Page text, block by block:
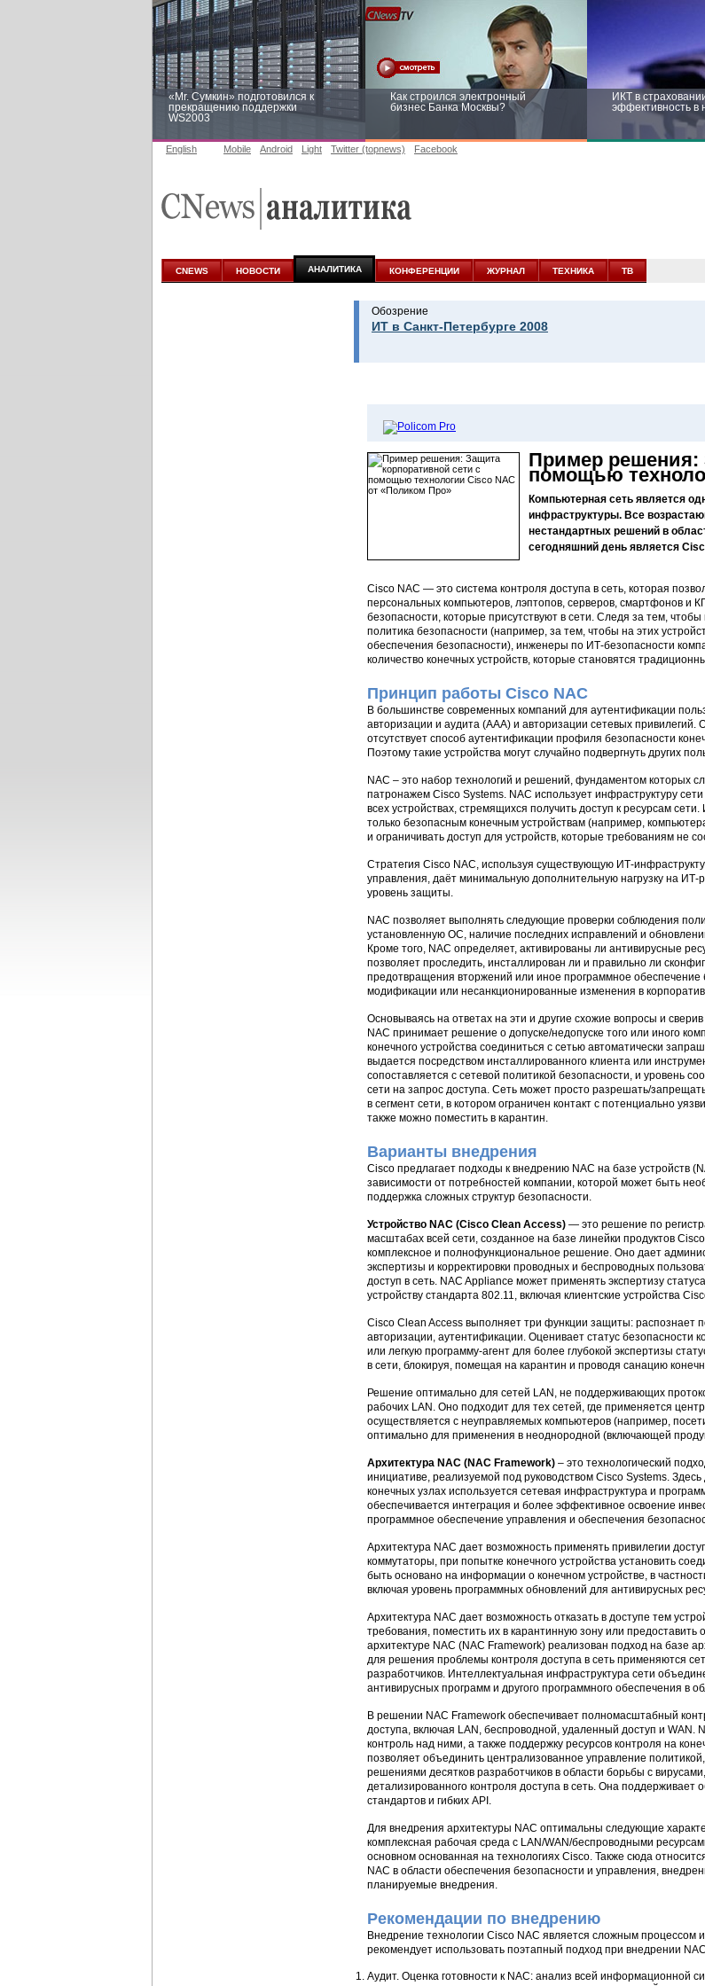
«Mr. Сумкин» подготовился к
прекращению поддержки
WS2003
Как строился электронный
бизнес Банка Москвы?
ИКТ в
эффективность в
аналитике
новых условиях
English Mobile Android Light Twitter (topnews) Facebook
CNEWS НОВОСТИ АНАЛИТИКА КОНФЕРЕНЦИИ ЖУРНАЛ ТЕХНИКА ТВ
Обозрение
ИТ в Санкт-Петербурге 2008
Пример решения:
помощью
Компьютерная сеть является
инфраструктуры. Все
нестандартных решений в
сегодняшний день является
Cisco NAC — это система контроля доступа в сеть, которая
персональных компьютеров, лэптопов, серверов, смартфонов и
безопасности, которые присутствуют в сети. Следя за тем,
политика безопасности (например, за тем, чтобы на этих
обеспечения безопасности), инженеры по ИТ-безопасности
количество конечных устройств, которые становятся
Принцип работы Cisco NAC
В большинстве современных компаний для аутентификации
авторизации и аудита (ААА) и авторизации сетевых привилегий.
отсутствует способ аутентификации профиля безопасности
Поэтому такие устройства могут случайно подвергнуть других
NAC – это набор технологий и решений, фундаментом которых
патронажем Cisco Systems. NAC использует инфраструктуру
всех устройствах, стремящихся получить доступ к ресурсам
только безопасным конечным устройствам (например,
и ограничивать доступ для устройств, которые требованиям не
Стратегия Cisco NAC, используя существующую ИТ-
управления, даёт минимальную дополнительную нагрузку на
уровень защиты.
NAC позволяет выполнять следующие проверки соблюдения
установленную ОС, наличие последних исправлений и
Кроме того, NAC определяет, активированы ли антивирусные
позволяет проследить, инсталлирован ли и правильно ли
предотвращения вторжений или иное программное обеспечение
модификации или несанкционированные изменения в
Основываясь на ответах на эти и другие схожие вопросы и
NAC принимает решение о допуске/недопуске того или иного
конечного устройства соединиться с сетью автоматически
выдается посредством инсталлированного клиента или
сопоставляется с сетевой политикой безопасности, и уровень
сети на запрос доступа. Сеть может просто разрешать/
в сегмент сети, в котором ограничен контакт с потенциально
также можно поместить в карантин.
Варианты внедрения
Cisco предлагает подходы к внедрению NAC на базе устройств
зависимости от потребностей компании, которой может быть
поддержка сложных структур безопасности.
Устройство NAC (Cisco Clean Access) — это решение по
масштабах всей сети, созданное на базе линейки продуктов
комплексное и полнофункциональное решение. Оно дает
экспертизы и корректировки проводных и беспроводных
доступ в сеть. NAC Appliance может применять экспертизу
устройству стандарта 802.11, включая клиентские устройства
Cisco Clean Access выполняет три функции защиты: распознает
авторизации, аутентификации. Оценивает статус безопасности
или легкую программу-агент для более глубокой экспертизы
в сети, блокируя, помещая на карантин и проводя санацию
Решение оптимально для сетей LAN, не поддерживающих
рабочих LAN. Оно подходит для тех сетей, где применяется
осуществляется с неуправляемых компьютеров (например,
оптимально для применения в неоднородной (включающей
Архитектура NAC (NAC Framework) – это технологический
инициативе, реализуемой под руководством Cisco Systems.
конечных узлах используется сетевая инфраструктура и
обеспечивается интеграция и более эффективное освоение
программное обеспечение управления и обеспечения
Архитектура NAC дает возможность применять привилегии
коммутаторы, при попытке конечного устройства установить
быть основано на информации о конечном устройстве, в
включая уровень программных обновлений для антивирусных
Архитектура NAC дает возможность отказать в доступе тем
требования, поместить их в карантинную зону или
архитектуре NAC (NAC Framework) реализован подход на базе
для решения проблемы контроля доступа в сеть применяются
разработчиков. Интеллектуальная инфраструктура сети
антивирусных программ и другого программного обеспечения в
В решении NAC Framework обеспечивает полномасштабный
доступа, включая LAN, беспроводной, удаленный доступ и WAN.
контроль над ними, а также поддержку ресурсов контроля на
позволяет объединить централизованное управление
решениями десятков разработчиков в области борьбы с
детализированного контроля доступа в сеть. Она поддерживает
стандартов и гибких API.
Для внедрения архитектуры NAC оптимальны следующие
комплексная рабочая среда с LAN/WAN/беспроводными
основном основанная на технологиях Cisco. Также сюда
NAC в области обеспечения безопасности и управления,
планируемые внедрения.
Рекомендации по внедрению
Внедрение технологии Cisco NAC является сложным
рекомендует использовать поэтапный подход при внедрении
Аудит. Оценка готовности к NAC: анализ всей информационной